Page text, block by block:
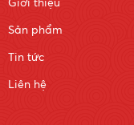
Sản phẩm
Tin tức
Liên hệ